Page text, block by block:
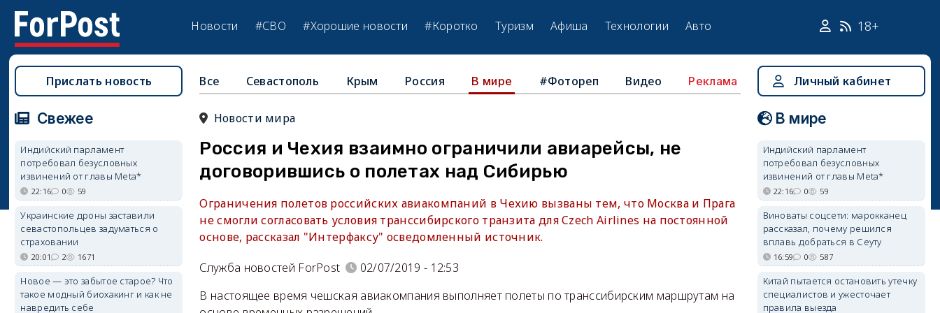
Новости #СВО #Хорошие новости #Коротко Туризм Афиша Технологии Авто 18+
Все Севастополь Крым Россия В мире #Фотореп Видео Реклама
Новости мира
Россия и Чехия взаимно ограничили авиарейсы, не
договорившись о полетах над Сибирью
Ограничения полетов российских авиакомпаний в Чехию вызваны тем, что Москва и Прага
не смогли согласовать условия транссибирского транзита для Czech Airlines на постоянной
основе, рассказал "Интерфаксу" осведомленный источник.
Служба новостей ForPost
02/07/2019 - 12:53
В настоящее время чешская авиакомпания выполняет полеты по транссибирским маршрутам на
Прислать новость
Свежее
Индийский парламент
потребовал безусловных
извинений от главы Meta*
22:16 0 59
Украинские дроны заставили
севастопольцев задуматься о
страховании
20:01 2 1671
Новое — это забытое старое? Что
такое модный биохакинг и как не
навредить себе
Личный кабинет
В мире
Индийский парламент
потребовал безусловных
извинений от главы Meta*
22:16 0 59
Виноваты соцсети: марокканец
рассказал, почему решился
вплавь добраться в Сеуту
16:59 0 587
Китай пытается остановить утечку
специалистов и ужесточает
правила выезда